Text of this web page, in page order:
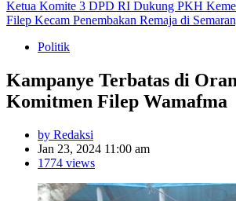
Ketua Komite 3 DPD RI Dukung PKH
Filep Kecam Penembakan Remaja di
Politik
Kampanye Terbatas di
Komitmen Filep Wamafma
by Redaksi
Jan 23, 2024 11:00 am
1774 views